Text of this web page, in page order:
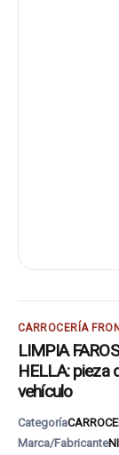
CARROCERÍA
LIMPIA
HELLA: pieza
vehículo
Categoría
Marca/Fabricante